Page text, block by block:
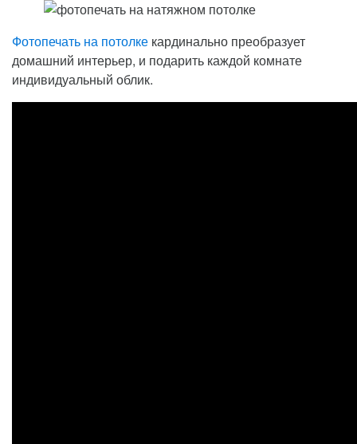
Фотопечать на потолке кардинально преобразует
домашний интерьер, и подарить каждой комнате
индивидуальный облик.